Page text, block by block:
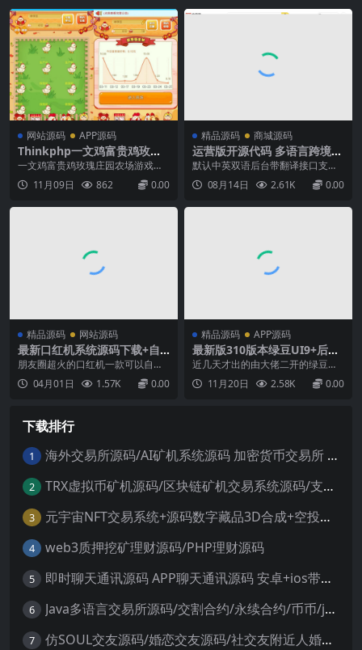
网站源码 APP源码
Thinkphp一文鸡富贵鸡玫瑰
庄园富农场仿皮皮果理财农场
源码、农场游戏理财游戏、富
贵鸡农场源码、理财农场、红
一文鸡富贵鸡玫瑰庄园农场游戏理
财游戏果园游戏富贵鸡农场源码仿
皮皮果理财农场/红包/理财/投资/赚
11月09日 862 0.00
精品源码 商城源码
运营版开源代码 多语言跨境商
城源码 跨境电商平台
默认中英双语后台带翻译接口支持1
33种语言自动翻译支持多商户联盟
一键部署版本伪静态+后台登陆后
08月14日 2.61K 0.00
精品源码 网站源码
最新口红机系统源码下载+自
定义支付接口
朋友圈超火的口红机一款可以自定
义支付平台的口红机系统，市面上
的口红机系统都是固定了支付接口,
04月01日 1.57K 0.00
精品源码 APP源码
最新版310版本绿豆UI9+后台
源码+TV版APK+手机版APK
近几天才出的由大佬二开的绿豆影
视软件前后端都全，搭建教程比较
捡漏，不会搭建的可以搜索ui6，和
行榜多线路支持JS线路...
11月20日 2.58K 0.00
下载排行
1 海外交易所源码/AI矿机系统源码 加密货币交易所 智能交易所源码
2 TRX虚拟币矿机源码/区块链矿机交易系统源码/支持 4国语言+usdt充值+搭建视频教程
3 元宇宙NFT交易系统+源码数字藏品3D合成+空投盲盒玩法抽集卡
4 web3质押挖矿理财源码/PHP理财源码
5 即时聊天通讯源码 APP聊天通讯源码 安卓+ios带后端源码控制
6 Java多语言交易所源码/交割合约/永续合约/币币/java服务端
7 仿SOUL交友源码/婚恋交友源码/社交友附近人婚恋约仿陌陌APP源码系统